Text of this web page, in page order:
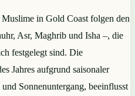
Muslime in Gold Coast folgen den
Asr, Maghrib und Isha –, die
festgelegt sind. Die
Jahres aufgrund saisonaler
Sonnenuntergang, beeinflusst